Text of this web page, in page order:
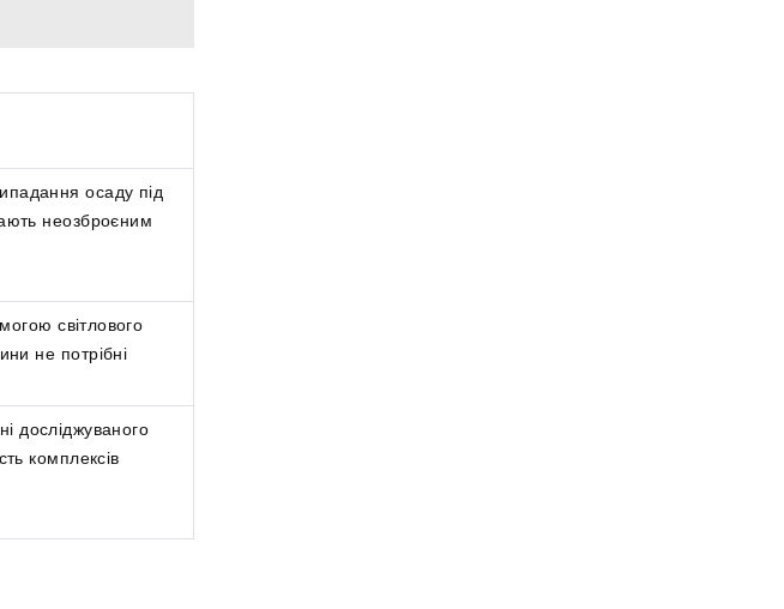
осаду під
неозброєним
світлового
не потрібні
досліджуваного
комплексів